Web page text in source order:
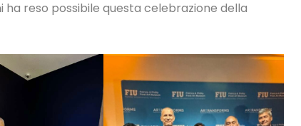
reso possibile questa celebrazione della